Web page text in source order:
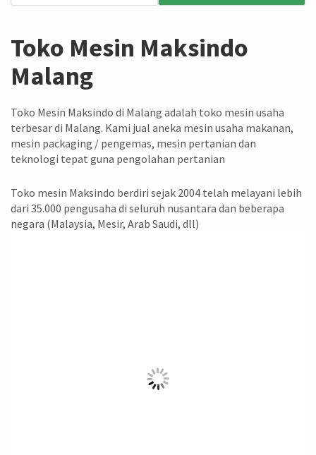
Toko Mesin Maksindo
Malang
Toko Mesin Maksindo di Malang adalah toko mesin usaha
terbesar di Malang. Kami jual aneka mesin usaha makanan,
mesin packaging / pengemas, mesin pertanian dan
teknologi tepat guna pengolahan pertanian
Toko mesin Maksindo berdiri sejak 2004 telah melayani lebih
dari 35.000 pengusaha di seluruh nusantara dan beberapa
negara (Malaysia, Mesir, Arab Saudi, dll)